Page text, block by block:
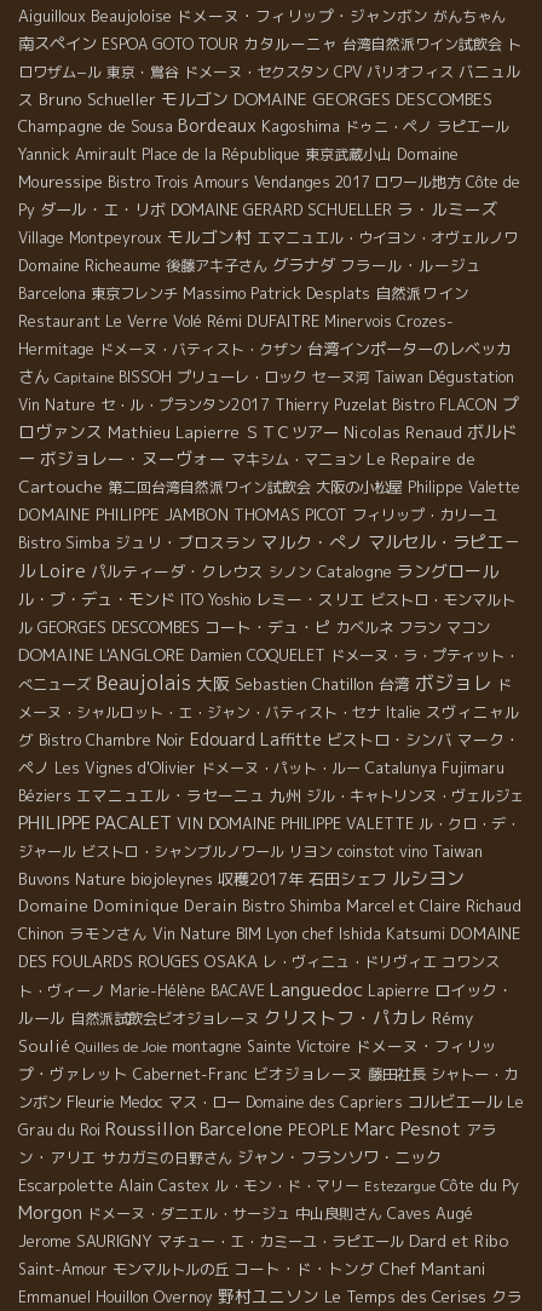
Aiguilloux Beaujoloise ドメーヌ・フィリップ・ジャンボン がんちゃん
南スペイン ESPOA GOTO TOUR カタルーニャ 台湾自然派ワイン試飲会 ト
ロワザム−ル 東京・鴬谷 ドメーヌ・セクスタン CPV パリオフィス バニュル
ス Bruno Schueller モルゴン DOMAINE GEORGES DESCOMBES
Champagne de Sousa Bordeaux Kagoshima ドゥニ・ペノ ラピエール
Yannick Amirault Place de la République 東京武蔵小山 Domaine
Mouressipe Bistro Trois Amours Vendanges 2017 ロワール地方 Côte de
Py ダール・エ・リボ DOMAINE GERARD SCHUELLER ラ・ルミーズ
Village Montpeyroux モルゴン村 エマニュエル・ウイヨン・オヴェルノワ
Domaine Richeaume 後藤アキ子さん グラナダ フラール・ルージュ
Barcelona 東京フレンチ Massimo Patrick Desplats 自然派ワイン
Restaurant Le Verre Volé Rémi DUFAITRE Minervois Crozes-
Hermitage ドメーヌ・バティスト・クザン 台湾インポーターのレベッカ
さん Capitaine BISSOH プリューレ・ロック セーヌ河 Taiwan Dégustation
Vin Nature セ・ル・プランタン2017 Thierry Puzelat Bistro FLACON プ
ロヴァンス Mathieu Lapierre ＳＴＣツアー Nicolas Renaud ボルド
ー ボジョレー・ヌーヴォー マキシム・マニョン Le Repaire de
Cartouche 第二回台湾自然派ワイン試飲会 大阪の小松屋 Philippe Valette
DOMAINE PHILIPPE JAMBON THOMAS PICOT フィリップ・カリーユ
Bistro Simba ジュリ・ブロスラン マルク・ぺノ マルセル・ラピエ－
ル Loire パルティーダ・クレウス シノン Catalogne ラングロール
ル・ブ・デュ・モンド ITO Yoshio レミー・スリエ ビストロ・モンマルト
ル GEORGES DESCOMBES コート・デュ・ピ カベルネ フラン マコン
DOMAINE L'ANGLORE Damien COQUELET ドメーヌ・ラ・プティット・
べニューズ Beaujolais 大阪 Sebastien Chatillon 台湾 ボジョレ ド
メーヌ・シャルロット・エ・ジャン・バティスト・セナ Italie スヴィニャル
グ Bistro Chambre Noir Edouard Laffitte ビストロ・シンバ マーク・
ペノ Les Vignes d'Olivier ドメーヌ・パット・ルー Catalunya Fujimaru
Béziers エマニュエル・ラセーニュ 九州 ジル・キャトリンヌ・ヴェルジェ
PHILIPPE PACALET VIN DOMAINE PHILIPPE VALETTE ル・クロ・デ・
ジャール ビストロ・シャンブルノワール リヨン coinstot vino Taiwan
Buvons Nature biojoleynes 収穫2017年 石田シェフ ルシヨン
Domaine Dominique Derain Bistro Shimba Marcel et Claire Richaud
Chinon ラモンさん Vin Nature BIM Lyon chef Ishida Katsumi DOMAINE
DES FOULARDS ROUGES OSAKA レ・ヴィニュ・ドリヴィエ コワンス
ト・ヴィーノ Marie-Hélène BACAVE Languedoc Lapierre ロイック・
ルール 自然派試飲会ビオジョレーヌ クリストフ・パカレ Rémy
Soulié Quilles de Joie montagne Sainte Victoire ドメーヌ・フィリッ
プ・ヴァレット Cabernet-Franc ビオジョレーヌ 藤田社長 シャトー・カ
ンボン Fleurie Medoc マス・ロー Domaine des Capriers コルビエール Le
Grau du Roi Roussillon Barcelone PEOPLE Marc Pesnot アラ
ン・アリエ サカガミの日野さん ジャン・フランソワ・ニック
Escarpolette Alain Castex ル・モン・ド・マリー Estezargue Côte du Py
Morgon ドメーヌ・ダニエル・サージュ 中山良則さん Caves Augé
Jerome SAURIGNY マチュー・エ・カミーユ・ラピエール Dard et Ribo
Saint-Amour モンマルトルの丘 コート・ド・トング Chef Mantani
Emmanuel Houillon Overnoy 野村ユニソン Le Temps des Cerises クラ